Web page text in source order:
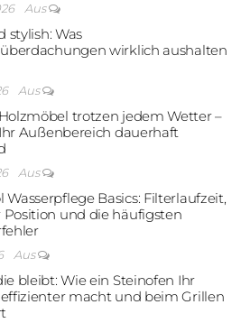
Aus
stylish: Was
wirklich aushalten
Aus
trotzen jedem Wetter –
Außenbereich dauerhaft
Aus
Wasserpflege Basics: Filterlaufzeit,
und die häufigsten
Aus
bleibt: Wie ein Steinofen Ihr
macht und beim Grillen